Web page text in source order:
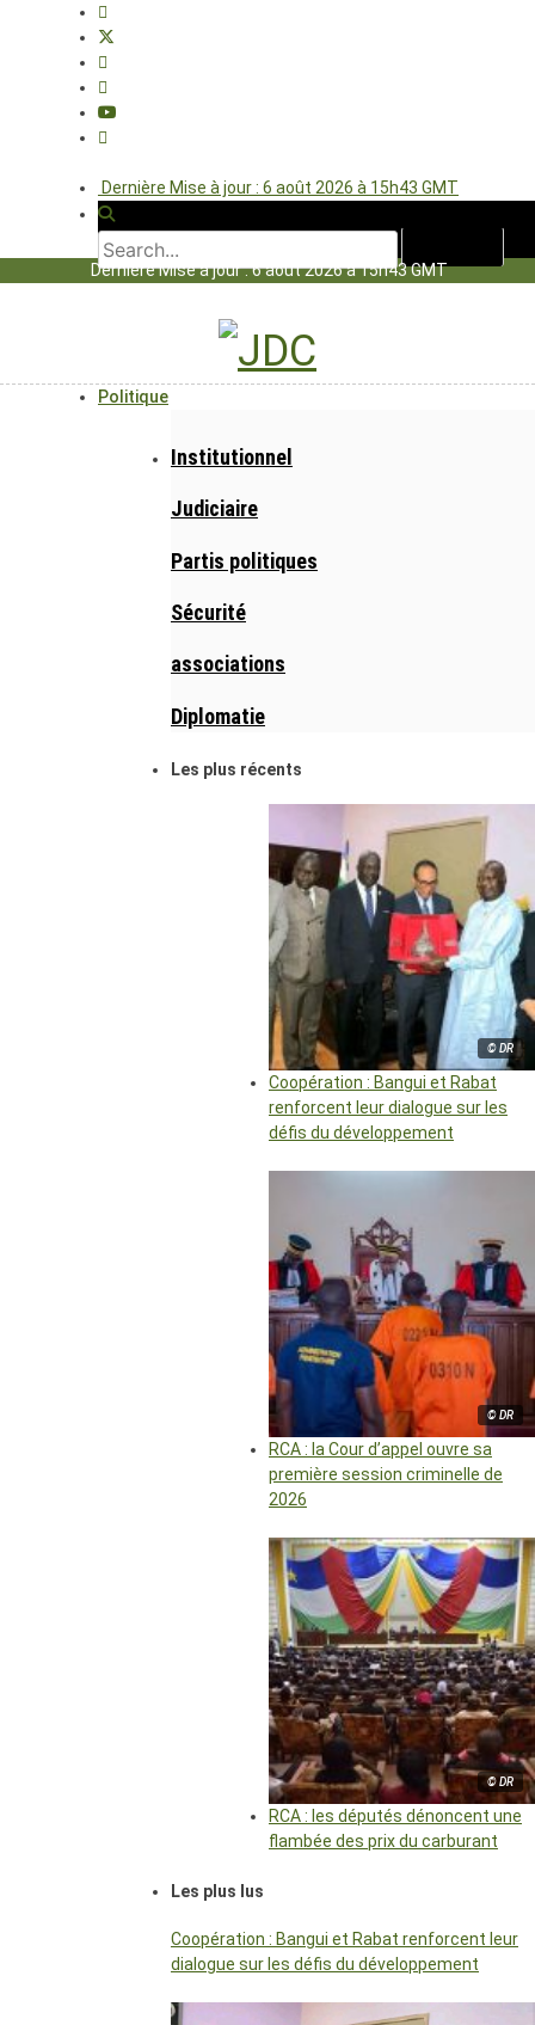
Dernière Mise à jour : 6 août 2026 à 15h43 GMT
Dernière Mise à jour : 6 août 2026 à 15h43 GMT
Politique
Institutionnel
Judiciaire
Partis politiques
Sécurité
associations
Diplomatie
Les plus récents
© DR
Coopération : Bangui et Rabat
renforcent leur dialogue sur les
défis du développement
© DR
RCA : la Cour d’appel ouvre sa
première session criminelle de
2026
© DR
RCA : les députés dénoncent une
flambée des prix du carburant
Les plus lus
Coopération : Bangui et Rabat renforcent leur
dialogue sur les défis du développement